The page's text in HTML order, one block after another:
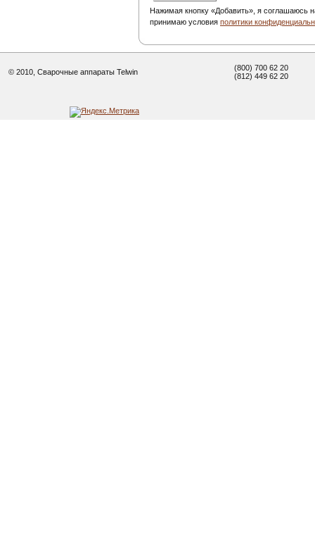
Нажимая кнопку «Добавить», я соглашаюсь
принимаю условия политики
© 2010, Сварочные аппараты Telwin
(800) 700 62 20
(812) 449 62 20